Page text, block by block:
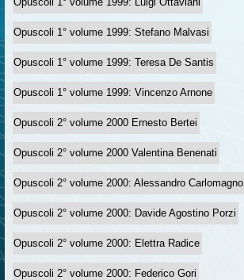
Opuscoli 1° volume 1999: Stefano Malvasi
Opuscoli 1° volume 1999: Teresa De Santis
Opuscoli 1° volume 1999: Vincenzo Arnone
Opuscoli 2° volume 2000 Ernesto Bertei
Opuscoli 2° volume 2000 Valentina Benenati
Opuscoli 2° volume 2000: Alessandro Carlomagno
Opuscoli 2° volume 2000: Davide Agostino Porzi
Opuscoli 2° volume 2000: Elettra Radice
Opuscoli 2° volume 2000: Federico Gori